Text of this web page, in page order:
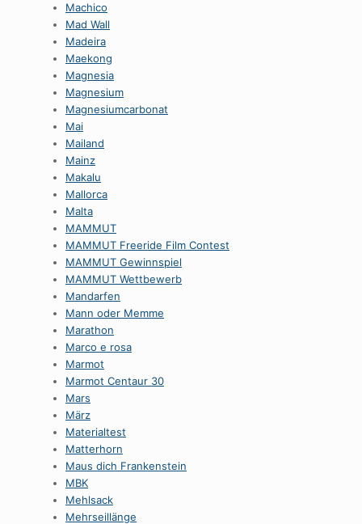
Machico
Mad Wall
Madeira
Maekong
Magnesia
Magnesium
Magnesiumcarbonat
Mai
Mailand
Mainz
Makalu
Mallorca
Malta
MAMMUT
MAMMUT Freeride Film Contest
MAMMUT Gewinnspiel
MAMMUT Wettbewerb
Mandarfen
Mann oder Memme
Marathon
Marco e rosa
Marmot
Marmot Centaur 30
Mars
März
Materialtest
Matterhorn
Maus dich Frankenstein
MBK
Mehlsack
Mehrseillänge